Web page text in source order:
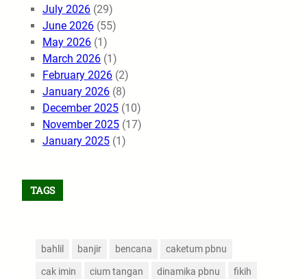
July 2026 (29)
June 2026 (55)
May 2026 (1)
March 2026 (1)
February 2026 (2)
January 2026 (8)
December 2025 (10)
November 2025 (17)
January 2025 (1)
TAGS
bahlil banjir bencana caketum pbnu
cak imin cium tangan dinamika pbnu fikih